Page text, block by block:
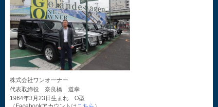
株式会社ワンオーナー
代表取締役 奈良橋 道幸
1964年3月23日生まれ O型